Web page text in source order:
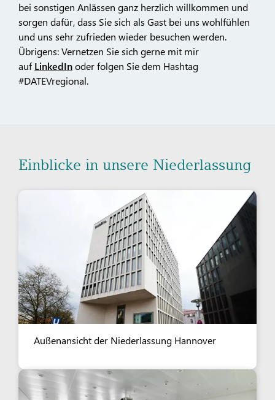
bei sonstigen Anlässen ganz herzlich willkommen und
sorgen dafür, dass Sie sich als Gast bei uns wohlfühlen
und uns sehr zufrieden wieder besuchen werden.
Übrigens: Vernetzen Sie sich gerne mit mir
aufLinkedInoder folgen Sie dem Hashtag
#DATEVregional.
Einblicke in unsere Niederlassung
Außenansicht der Niederlassung Hannover